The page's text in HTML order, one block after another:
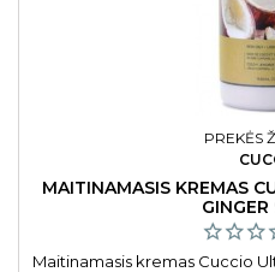
PREKĖS
MAITINAMASIS KREMAS
Maitinamasis kremas Cuccio